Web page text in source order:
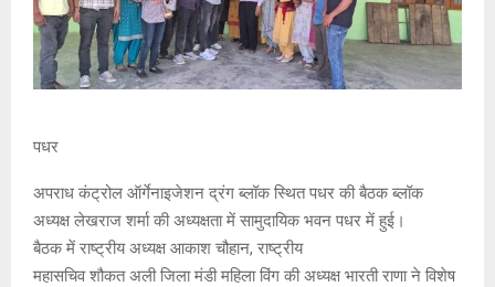
पधर
अपराध कंट्रोल ऑर्गेनाइजेशन द्रंग ब्लॉक स्थित पधर की बैठक ब्लॉक
अध्यक्ष लेखराज शर्मा की अध्यक्षता में सामुदायिक भवन पधर में हुई।
बैठक में राष्ट्रीय अध्यक्ष आकाश चौहान, राष्ट्रीय
महासचिव शौकत अली जिला मंडी महिला विंग की अध्यक्ष भारती राणा ने विशेष